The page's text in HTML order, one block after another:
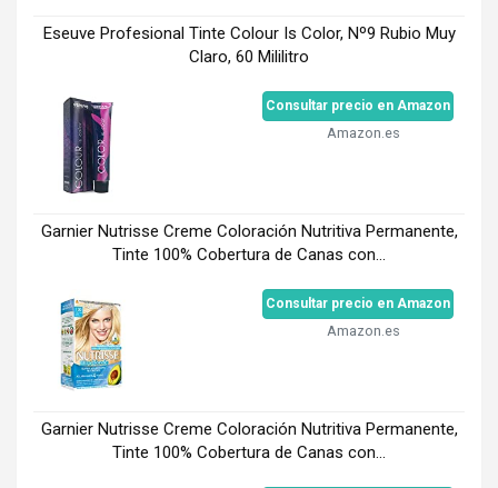
Eseuve Profesional Tinte Colour Is Color, Nº9 Rubio Muy
Claro, 60 Mililitro
Consultar precio en Amazon
Amazon.es
Garnier Nutrisse Creme Coloración Nutritiva Permanente,
Tinte 100% Cobertura de Canas con...
Consultar precio en Amazon
Amazon.es
Garnier Nutrisse Creme Coloración Nutritiva Permanente,
Tinte 100% Cobertura de Canas con...